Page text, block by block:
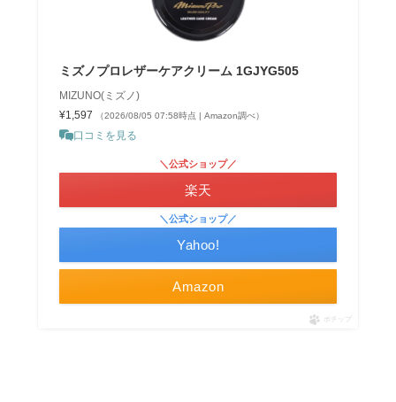
ミズノプロレザーケアクリーム 1GJYG505
MIZUNO(ミズノ)
¥1,597
（2026/08/05 07:58時点 | Amazon調べ）
口コミを見る
Amazon
＼公式ショップ／
楽天
＼公式ショップ／
Yahoo!
ポチップ